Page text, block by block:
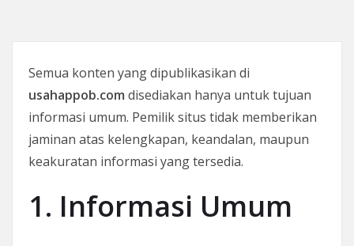
Semua konten yang dipublikasikan di
usahappob.com disediakan hanya untuk tujuan
informasi umum. Pemilik situs tidak memberikan
jaminan atas kelengkapan, keandalan, maupun
keakuratan informasi yang tersedia.
1. Informasi Umum